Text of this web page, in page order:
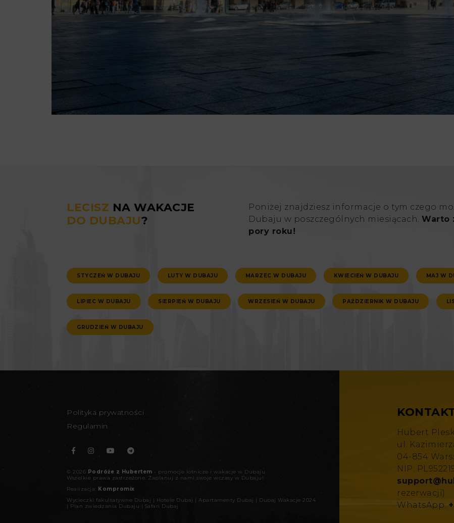
LECISZ NA WAKACJE
DO DUBAJU?
Poniżej znajdziesz informacje o tym czego
Dubaju w poszczególnych miesiącach. Warto
pory roku!
STYCZEŃ W DUBAJU LUTY W DUBAJU MARZEC W DUBAJU KWIECIEŃ W DUBAJU MAJ W
LIPIEC W DUBAJU SIERPIEŃ W DUBAJU WRZESIEŃ W DUBAJU PAŹDZIERNIK W DUBAJU
GRUDZIEŃ W DUBAJU
Polityka prywatności
Regulamin
© 2026 Podróże z Hubertem - promocje lotnicze i wakacje w Dubaju
Wszelkie prawa zastrzeżone. Zaplanuj z nami swoje wczasy w Dubaju!
Realizacja: Kompromix
Wycieczki fakultatywne Dubaj | Hotele Dubaj | Apartamenty Dubaj | Dubaj Wakacje 2024
| Plan zwiedzania Dubaju | Safari Dubaj
Hubert
ul.
04-854
NIP:
rezerwacji)
WhatsApp: